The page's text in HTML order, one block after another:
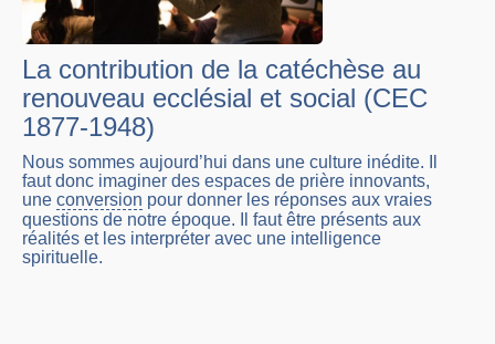
La contribution de la catéchèse au
renouveau ecclésial et social (CEC
1877-1948)
Nous sommes aujourd’hui dans une culture inédite. Il
faut donc imaginer des espaces de prière innovants,
une conversion pour donner les réponses aux vraies
questions de notre époque. Il faut être présents aux
réalités et les interpréter avec une intelligence
spirituelle.